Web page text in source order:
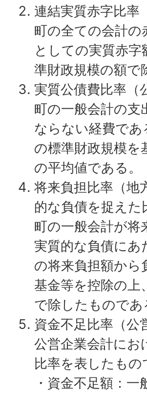
連結実質赤字比率
町の全ての会計の
としての実質赤
準財政規模の額
実質公債費比率（
町の一般会計の
ならない経費で
の標準財政規模
の平均値である。
将来負担比率（地
的な負債を捉えた
町の一般会計が
実質的な負債にあ
の将来負担額か
基金等を控除の上
で除したものであ
資金不足比率（公
公営企業会計にお
比率を表したもの
・資金不足額：